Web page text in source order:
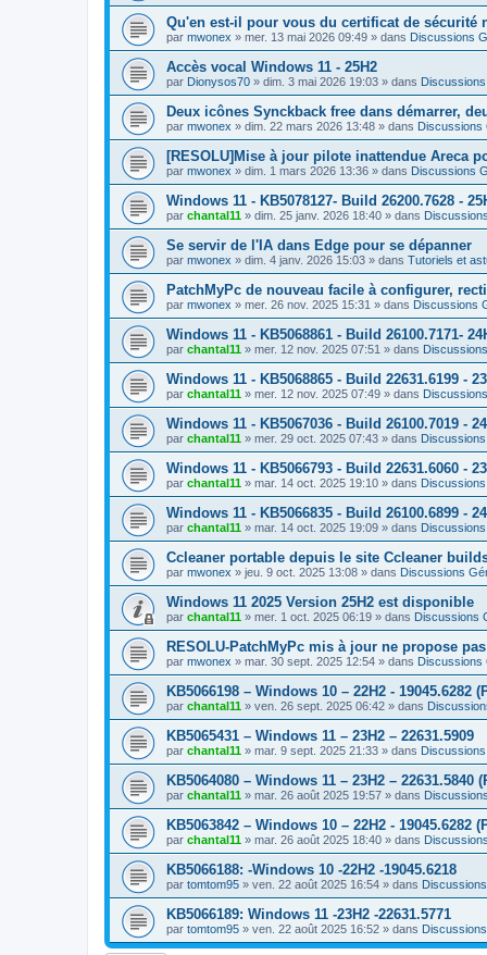
Qu'en est-il pour vous du certificat de sécurité
par mwonex » mer. 13 mai 2026 09:49 » dans Discussions
Accès vocal Windows 11 - 25H2
par Dionysos70 » dim. 3 mai 2026 19:03 » dans
Deux icônes Synckback free dans démarrer,
par mwonex » dim. 22 mars 2026 13:48 » dans Discussions
[RESOLU]Mise à jour pilote inattendue Areca
par mwonex » dim. 1 mars 2026 13:36 » dans Discussions
Windows 11 - KB5078127- Build 26200.7628 -
par chantal11 » dim. 25 janv. 2026 18:40 » dans
Se servir de l'IA dans Edge pour se dépanner
par mwonex » dim. 4 janv. 2026 15:03 » dans Tutoriels et
PatchMyPc de nouveau facile à configurer,
par mwonex » mer. 26 nov. 2025 15:31 » dans Discussions
Windows 11 - KB5068861 - Build 26100.7171-
par chantal11 » mer. 12 nov. 2025 07:51 » dans
Windows 11 - KB5068865 - Build 22631.6199 -
par chantal11 » mer. 12 nov. 2025 07:49 » dans
Windows 11 - KB5067036 - Build 26100.7019 -
par chantal11 » mer. 29 oct. 2025 07:43 » dans
Windows 11 - KB5066793 - Build 22631.6060 -
par chantal11 » mar. 14 oct. 2025 19:10 » dans
Windows 11 - KB5066835 - Build 26100.6899 -
par chantal11 » mar. 14 oct. 2025 19:09 » dans
Ccleaner portable depuis le site Ccleaner
par mwonex » jeu. 9 oct. 2025 13:08 » dans Discussions
Windows 11 2025 Version 25H2 est disponible
par chantal11 » mer. 1 oct. 2025 06:19 » dans Discussions
RESOLU-PatchMyPc mis à jour ne propose
par mwonex » mar. 30 sept. 2025 12:54 » dans Discussions
KB5066198 – Windows 10 – 22H2 - 19045.6282
par chantal11 » ven. 26 sept. 2025 06:42 » dans
KB5065431 – Windows 11 – 23H2 – 22631.5909
par chantal11 » mar. 9 sept. 2025 21:33 » dans
KB5064080 – Windows 11 – 23H2 – 22631.5840
par chantal11 » mar. 26 août 2025 19:57 » dans
KB5063842 – Windows 10 – 22H2 - 19045.6282
par chantal11 » mar. 26 août 2025 18:40 » dans
KB5066188: -Windows 10 -22H2 -19045.6218
par tomtom95 » ven. 22 août 2025 16:54 » dans
KB5066189: Windows 11 -23H2 -22631.5771
par tomtom95 » ven. 22 août 2025 16:52 » dans